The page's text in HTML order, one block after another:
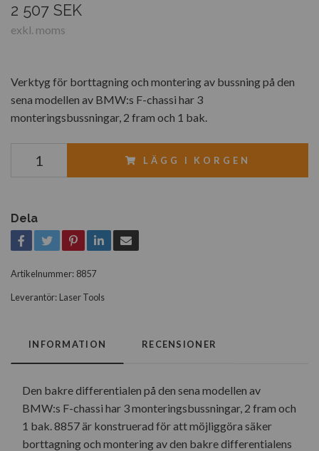
2 507 SEK
exkl. moms
Verktyg för borttagning och montering av bussning på den
sena modellen av BMW:s F-chassi har 3
monteringsbussningar, 2 fram och 1 bak.
LÄGG I KORGEN
Dela
Artikelnummer: 8857
Leverantör: Laser Tools
INFORMATION RECENSIONER
Den bakre differentialen på den sena modellen av
BMW:s F-chassi har 3 monteringsbussningar, 2 fram och
1 bak. 8857 är konstruerad för att möjliggöra säker
borttagning och montering av den bakre differentialens